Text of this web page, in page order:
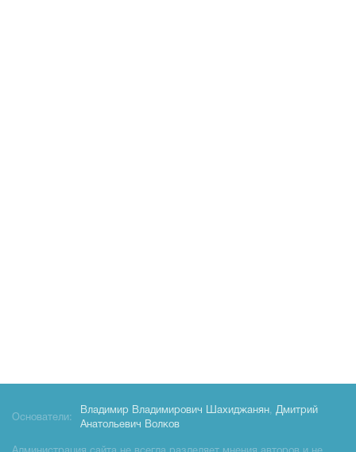
Основатели:
Владимир Владимирович Шахиджанян, Дмитрий
Анатольевич Волков